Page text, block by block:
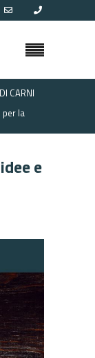
CARNI
per la
e